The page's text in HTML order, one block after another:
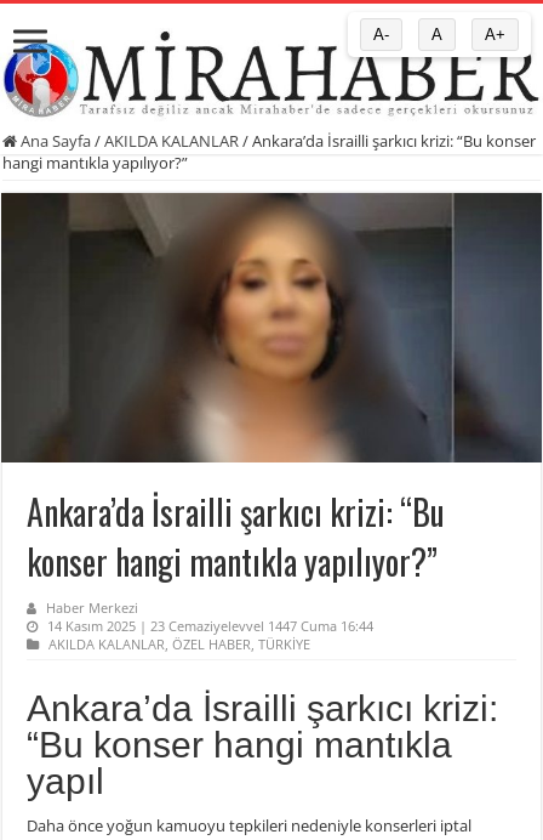
Ana Sayfa/AKILDA KALANLAR /Ankara’da İsrailli şarkıcı krizi: “Bu konser
hangi mantıkla yapılıyor?”
Ankara’da İsrailli şarkıcı krizi: “Bu
konser hangi mantıkla yapılıyor?”
Haber Merkezi
14 Kasım 2025 | 23 Cemaziyelevvel 1447 Cuma 16:44
AKILDA KALANLAR,ÖZEL HABER,TÜRKİYE
Ankara’da İsrailli şarkıcı krizi:
“Bu konser hangi mantıkla
yapıl
Daha önce yoğun kamuoyu tepkileri nedeniyle konserleri iptal
A- A A+